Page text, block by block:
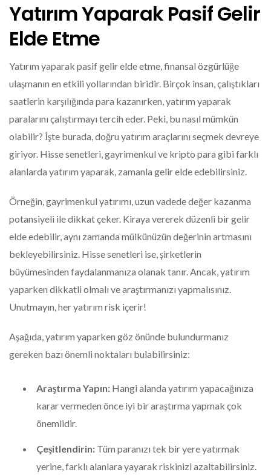
Yatırım Yaparak Pasif Gelir
Elde Etme
Yatırım yaparak pasif gelir elde etme, finansal özgürlüğe
ulaşmanın en etkili yollarından biridir. Birçok insan, çalıştıkları
saatlerin karşılığında para kazanırken, yatırım yaparak
paralarını çalıştırmayı tercih eder. Peki, bu nasıl mümkün
olabilir? İşte burada, doğru yatırım araçlarını seçmek devreye
giriyor. Hisse senetleri, gayrimenkul ve kripto para gibi farklı
alanlarda yatırım yaparak, zamanla gelir elde edebilirsiniz.
Örneğin, gayrimenkul yatırımı, uzun vadede değer kazanma
potansiyeli ile dikkat çeker. Kiraya vererek düzenli bir gelir
elde edebilir, aynı zamanda mülkünüzün değerinin artmasını
bekleyebilirsiniz. Hisse senetleri ise, şirketlerin
büyümesinden faydalanmanıza olanak tanır. Ancak, yatırım
yaparken dikkatli olmalı ve araştırmanızı yapmalısınız.
Unutmayın, her yatırım risk içerir!
Aşağıda, yatırım yaparken göz önünde bulundurmanız
gereken bazı önemli noktaları bulabilirsiniz:
Araştırma Yapın: Hangi alanda yatırım yapacağınıza
karar vermeden önce iyi bir araştırma yapmak çok
önemlidir.
Çeşitlendirin: Tüm paranızı tek bir yere yatırmak
yerine, farklı alanlara yayarak riskinizi azaltabilirsiniz.